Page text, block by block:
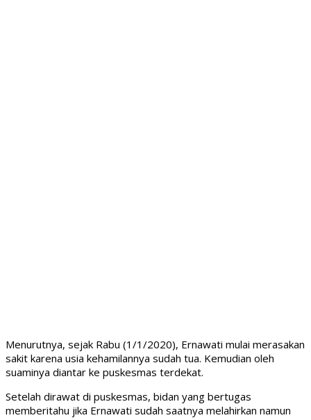
Menurutnya, sejak Rabu (1/1/2020), Ernawati mulai merasakan
sakit karena usia kehamilannya sudah tua. Kemudian oleh
suaminya diantar ke puskesmas terdekat.
Setelah dirawat di puskesmas, bidan yang bertugas
memberitahu jika Ernawati sudah saatnya melahirkan namun